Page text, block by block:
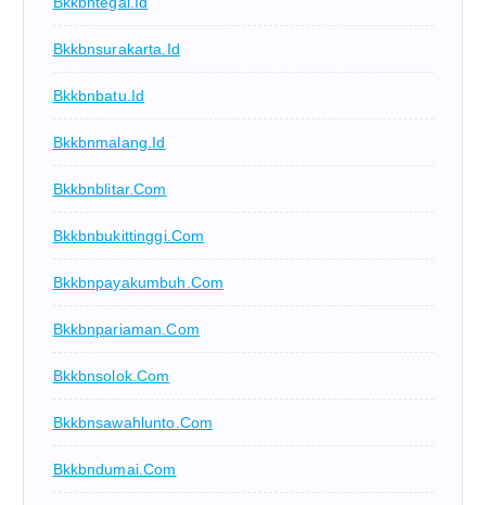
Bkkbnsurakarta.id
Bkkbnbatu.id
Bkkbnmalang.id
Bkkbnblitar.com
Bkkbnbukittinggi.com
Bkkbnpayakumbuh.com
Bkkbnpariaman.com
Bkkbnsolok.com
Bkkbnsawahlunto.com
Bkkbndumai.com